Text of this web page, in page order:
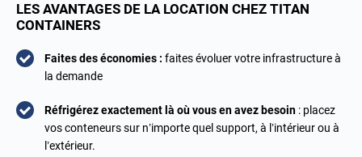
LES AVANTAGES DE LA LOCATION CHEZ TITAN
CONTAINERS
Faites des économies : faites évoluer votre infrastructure à
la demande
Réfrigérez exactement là où vous en avez besoin : placez
vos conteneurs sur n’importe quel support, à l’intérieur ou à
l’extérieur.